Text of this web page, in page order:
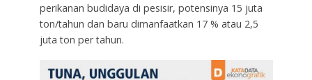
perikanan budidaya di pesisir, potensinya 15 juta
ton/tahun dan baru dimanfaatkan 17 % atau 2,5
juta ton per tahun.